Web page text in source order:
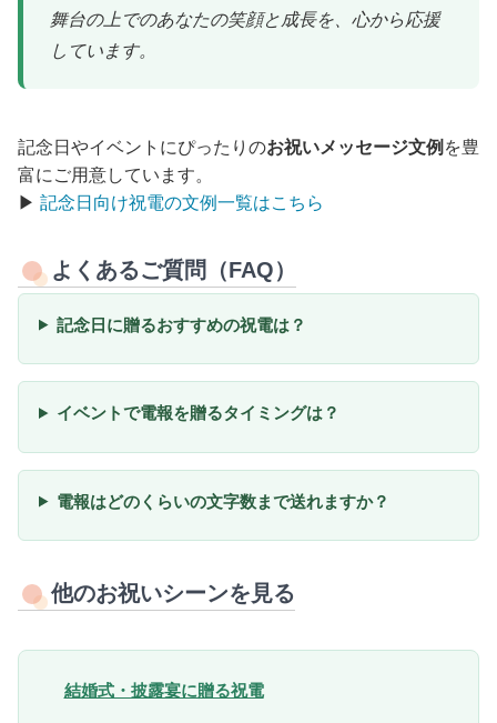
舞台の上でのあなたの笑顔と成長を、心から応援
しています。
記念日やイベントにぴったりのお祝いメッセージ文例 を豊
富にご用意しています。
▶︎ 記念日向け祝電の文例一覧はこちら
よくあるご質問（FAQ）
記念日に贈るおすすめの祝電は？
イベントで電報を贈るタイミングは？
電報はどのくらいの文字数まで送れますか？
他のお祝いシーンを見る
結婚式・披露宴に贈る祝電